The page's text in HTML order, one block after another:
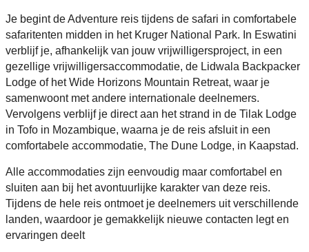
Je begint de Adventure reis tijdens de safari in comfortabele
safaritenten midden in het Kruger National Park. In Eswatini
verblijf je, afhankelijk van jouw vrijwilligersproject, in een
gezellige vrijwilligersaccommodatie, de Lidwala Backpacker
Lodge of het Wide Horizons Mountain Retreat, waar je
samenwoont met andere internationale deelnemers.
Vervolgens verblijf je direct aan het strand in de Tilak Lodge
in Tofo in Mozambique, waarna je de reis afsluit in een
comfortabele accommodatie, The Dune Lodge, in Kaapstad.
Alle accommodaties zijn eenvoudig maar comfortabel en
sluiten aan bij het avontuurlijke karakter van deze reis.
Tijdens de hele reis ontmoet je deelnemers uit verschillende
landen, waardoor je gemakkelijk nieuwe contacten legt en
ervaringen deelt